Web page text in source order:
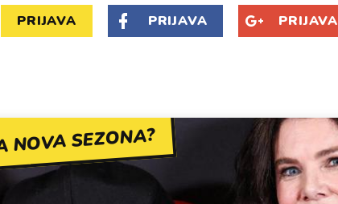
PRIJAVA PRIJAVA PRIJAVA
NOVA SEZONA?